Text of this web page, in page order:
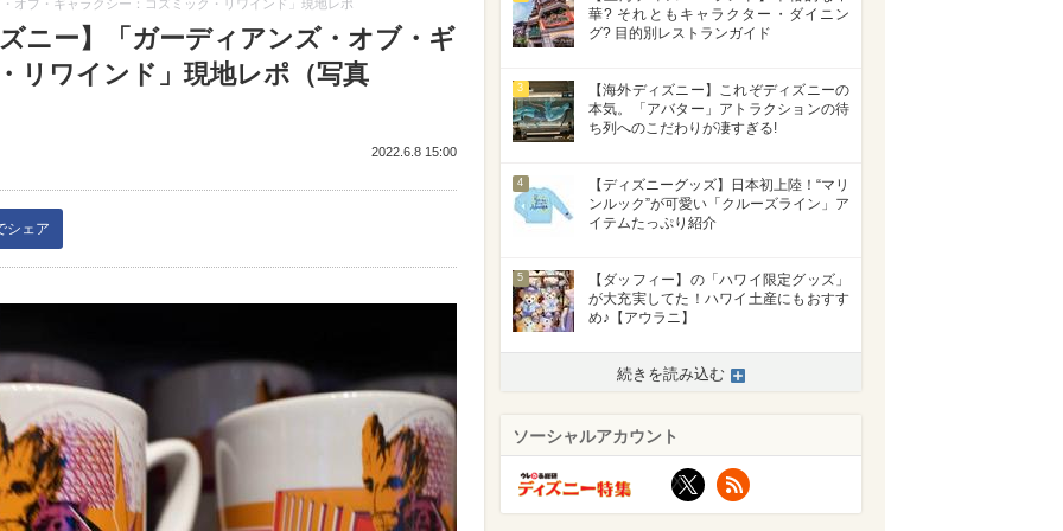
オブ・ギャラクシー：コズミック・リワインド」現地レポ
ニー】「ガーディアンズ・オブ・ギ
リワインド」現地レポ（写真
2022.6.8 15:00
シェア
華? それともキャラクター・ダイニン
グ? 目的別レストランガイド
3
【海外ディズニー】これぞディズニーの
本気。「アバター」アトラクションの待
ち列へのこだわりが凄すぎる!
4
【ディズニーグッズ】日本初上陸！“マリ
ンルック”が可愛い「クルーズライン」ア
イテムたっぷり紹介
5
【ダッフィー】の「ハワイ限定グッズ」
が大充実してた！ハワイ土産にもおすす
め♪【アウラニ】
続きを読み込む
ソーシャルアカウント
X